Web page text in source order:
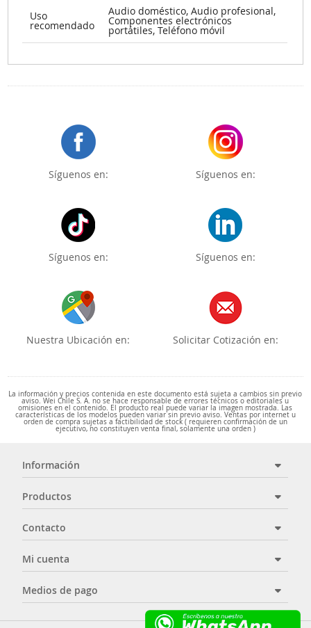
Uso
recomendado
Audio doméstico, Audio profesional,
Componentes electrónicos
portátiles, Teléfono móvil
Síguenos en: Síguenos en:
Síguenos en: Síguenos en:
Nuestra Ubicación en: Solicitar Cotización en:
La información y precios contenida en este documento está sujeta a cambios sin previo
aviso. Wei Chile S. A. no se hace responsable de errores técnicos o editoriales u
omisiones en el contenido. El producto real puede variar la imagen mostrada. Las
características de los modelos pueden variar sin previo aviso. Ventas por internet u
orden de compra sujetas a factibilidad de stock ( requieren confirmación de un
ejecutivo, no constituyen venta final, solamente una orden )
Información
Productos
Contacto
Mi cuenta
Medios de pago